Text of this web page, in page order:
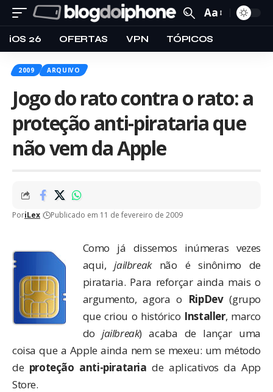
Aa
iOS 26 OFERTAS VPN TÓPICOS
2009 ARQUIVO
Jogo do rato contra o rato: a
proteção anti-pirataria que
não vem da Apple
PoriLex Publicado em 11 de fevereiro de 2009
Como já dissemos inúmeras vezes
aqui,jailbreaknão é sinônimo de
pirataria. Para reforçar ainda mais o
argumento, agora o RipDev(grupo
que criou o histórico Installer, marco
dojailbreak) acaba de lançar uma
coisa que a Apple ainda nem se mexeu: um método
de proteção anti-pirataria de aplicativos da App
Store.